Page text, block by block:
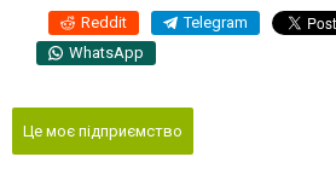
Reddit Telegram
WhatsApp
Це моє підприємство